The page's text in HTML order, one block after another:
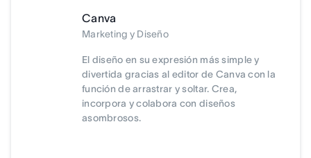
Canva
Marketing y Diseño
El diseño en su expresión más simple y
divertida gracias al editor de Canva con la
función de arrastrar y soltar. Crea,
incorpora y colabora con diseños
asombrosos.